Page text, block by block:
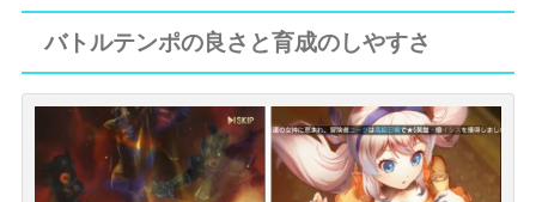
バトルテンポの良さと育成のしやすさ